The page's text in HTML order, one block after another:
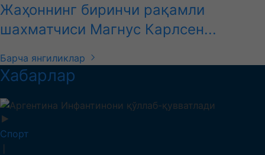
Жаҳоннинг биринчи рақамли
шахматчиси Магнус Карлсен...
Барча янгиликлар
Хабарлар
Спорт
❘